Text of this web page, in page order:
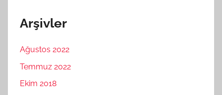
Arşivler
Ağustos 2022
Temmuz 2022
Ekim 2018